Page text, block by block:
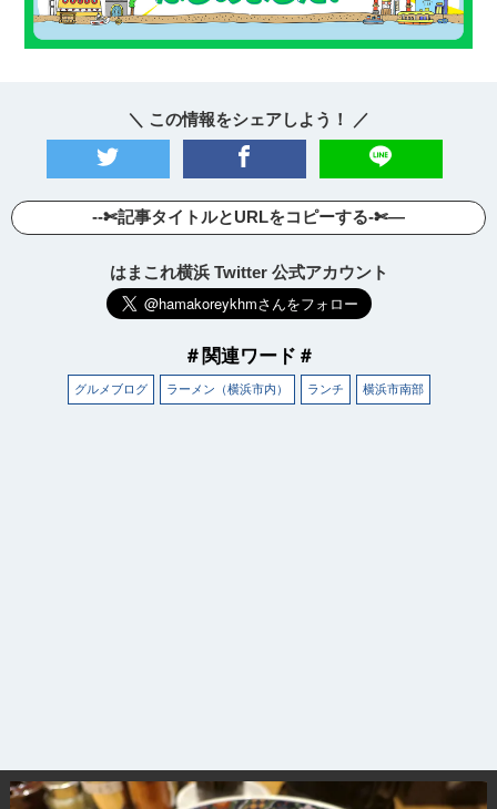
＼ この情報をシェアしよう！ ／
--✄記事タイトルとURLをコピーする-✄—
はまこれ横浜 Twitter 公式アカウント
＃関連ワード＃
グルメブログ ラーメン（横浜市内） ランチ 横浜市南部